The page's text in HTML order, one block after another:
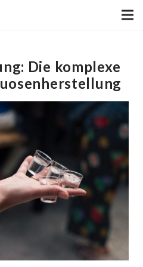
Die komplexe